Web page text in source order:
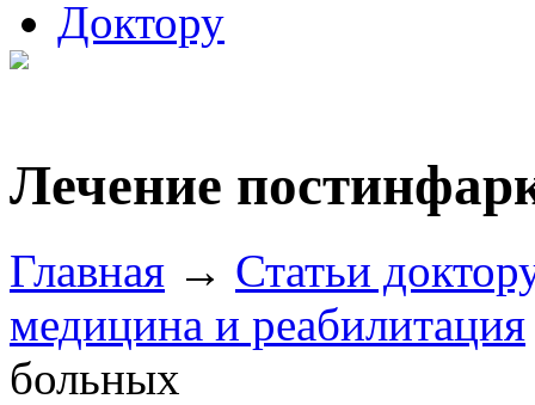
Доктору
Лечение
Главная → Статьи
медицина и реабилитация
больных